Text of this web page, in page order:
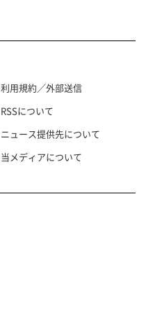
利用規約／外部送信
RSSについて
ニュース提供先について
当メディアについて